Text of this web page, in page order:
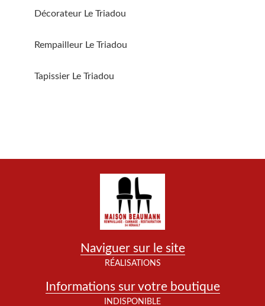
Décorateur Le Triadou
Rempailleur Le Triadou
Tapissier Le Triadou
Naviguer sur le site
RÉALISATIONS
Informations sur votre boutique
INDISPONIBLE